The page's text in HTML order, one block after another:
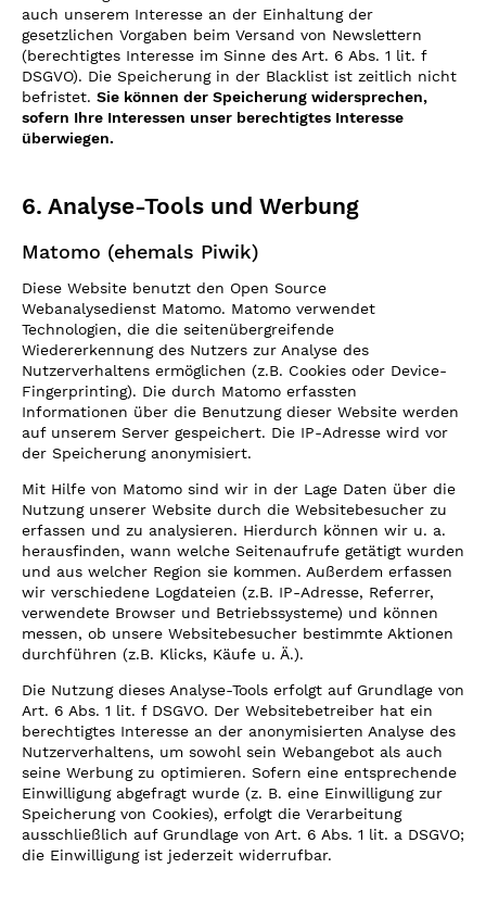
auch unserem Interesse an der Einhaltung der
gesetzlichen Vorgaben beim Versand von Newslettern
(berechtigtes Interesse im Sinne des Art. 6 Abs. 1 lit. f
DSGVO). Die Speicherung in der Blacklist ist zeitlich nicht
befristet. Sie können der Speicherung widersprechen,
sofern Ihre Interessen unser berechtigtes Interesse
überwiegen.
6. Analyse-Tools und Werbung
Matomo (ehemals Piwik)
Diese Website benutzt den Open Source
Webanalysedienst Matomo. Matomo verwendet
Technologien, die die seitenübergreifende
Wiedererkennung des Nutzers zur Analyse des
Nutzerverhaltens ermöglichen (z.B. Cookies oder Device-
Fingerprinting). Die durch Matomo erfassten
Informationen über die Benutzung dieser Website werden
auf unserem Server gespeichert. Die IP-Adresse wird vor
der Speicherung anonymisiert.
Mit Hilfe von Matomo sind wir in der Lage Daten über die
Nutzung unserer Website durch die Websitebesucher zu
erfassen und zu analysieren. Hierdurch können wir u. a.
herausfinden, wann welche Seitenaufrufe getätigt wurden
und aus welcher Region sie kommen. Außerdem erfassen
wir verschiedene Logdateien (z.B. IP-Adresse, Referrer,
verwendete Browser und Betriebssysteme) und können
messen, ob unsere Websitebesucher bestimmte Aktionen
durchführen (z.B. Klicks, Käufe u. Ä.).
Die Nutzung dieses Analyse-Tools erfolgt auf Grundlage von
Art. 6 Abs. 1 lit. f DSGVO. Der Websitebetreiber hat ein
berechtigtes Interesse an der anonymisierten Analyse des
Nutzerverhaltens, um sowohl sein Webangebot als auch
seine Werbung zu optimieren. Sofern eine entsprechende
Einwilligung abgefragt wurde (z. B. eine Einwilligung zur
Speicherung von Cookies), erfolgt die Verarbeitung
ausschließlich auf Grundlage von Art. 6 Abs. 1 lit. a DSGVO;
die Einwilligung ist jederzeit widerrufbar.